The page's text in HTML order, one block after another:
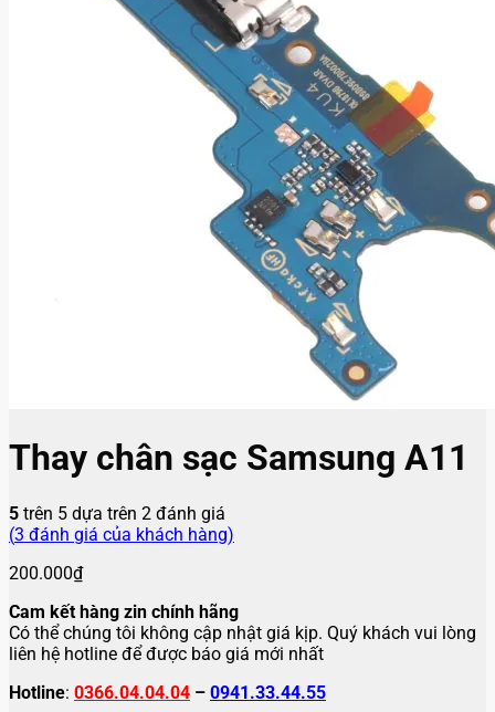
Thay chân sạc Samsung A11
5 trên 5 dựa trên 2 đánh giá
(3 đánh giá của khách hàng)
200.000₫
Cam kết hàng zin chính hãng
Có thể chúng tôi không cập nhật giá kịp. Quý khách vui lòng
liên hệ hotline để được báo giá mới nhất
Hotline: 0366.04.04.04 – 0941.33.44.55